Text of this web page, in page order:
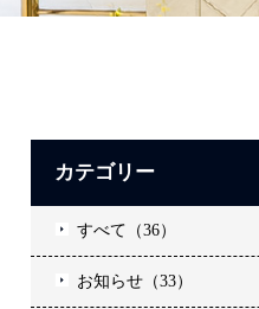
カテゴリー
すべて（36）
お知らせ（33）